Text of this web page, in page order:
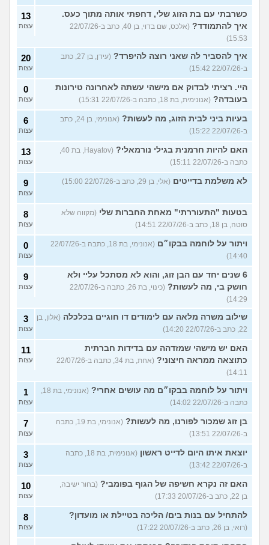
כשרבתי עם בת הזוג שלי, דחפתי אותה מתוך כעס.
איך להתמודד?
(אלכס, שם בדוי, בן 40, כתב ב-22/07/26
15:53)
13
עצות
איך להסביר לה שאני רוצה להיפרד?
(עידן, בן 27, כתב
ב-22/07/26 15:42)
20
עצות
היי. רציתי לבדוק אם מישהי עשתה לאחרונה טירונות
בעובדה? (אנונימית, בת 18, כתבה ב-22/07/26 15:31)
0
עצות
בעיות ביני לבית הזוג, מה לעשות?
(אנונימי, בן 24, כתב
ב-22/07/26 15:22)
6
עצות
האם להיות חרמנית בגילי נורמאלי?
(Hayatov, בת 40,
כתבה ב-22/07/26 15:11)
13
עצות
לא משלמת בדייטים (אלי, בן 29, כתב ב-22/07/26 15:00) 9
עצות
בטעות "התעוררתי" מאחת החברות שלי (מקווה שלא
סוטה, בן 18, כתב ב-22/07/26 14:51)
8
עצות
ויתור על לוחמה בבקו״ם
(אנונימי, בת 18, כתבה ב-22/07/26
14:40)
0
עצות
6 שנים יחד עם הבן זוג, והוא לא מסתכל עליי ולא
חושק בי, מה לעשות?
(כינוי, בת 26, כתבה ב-22/07/26
14:29)
9
עצות
שילוב משרה מלאה עם לימודים דו חוגיים בכלכלה (אלון, בן
22, כתב ב-22/07/26 14:20)
3
עצות
האם יש מישהי שמזדהה עם בדידות חברתית
כתוצאה ממראה חיצוני?
(אחת, בת 34, כתבה ב-22/07/26
14:11)
11
עצות
ויתור על לוחמה בבקו״ם מה עושים אחרי?
(אנונימי, בת 18,
כתבה ב-22/07/26 14:02)
1
עצות
בן זוג שמכור לפורנו, מה לעשות?
(אנונימי, בת 19, כתבה
ב-22/07/26 13:51)
7
עצות
יוצאת איתו היום לדייט ראשון
(אנונימית, בת 18, כתבה
ב-22/07/26 13:42)
3
עצות
האם זה נקרא חשיפה של הגוף בפומבי? (בחור ישיבה,
בן 22, כתב ב-20/07/26 17:33)
10
עצות
להתחיל עם בנות בים/ הליכה בטיילת או מועדון?
(רואי, בן 26, כתב ב-20/07/26 17:22)
8
עצות